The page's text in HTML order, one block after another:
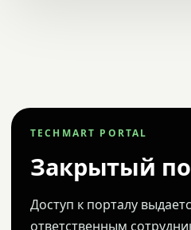
TECHMART PORTAL
Закрытый
Доступ к порталу
ответственным